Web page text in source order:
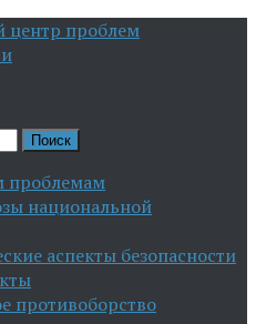
центр проблем
проблемам
национальной
аспекты безопасности
противоборство